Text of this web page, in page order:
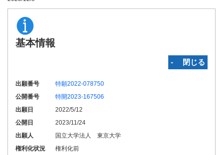
基本情報
‐ 閉じる
出願番号
特願2022-078750
公開番号
特開2023-167506
出願日
2022/5/12
公開日
2023/11/24
出願人
国立大学法人 東京大学
権利化状況
権利化前